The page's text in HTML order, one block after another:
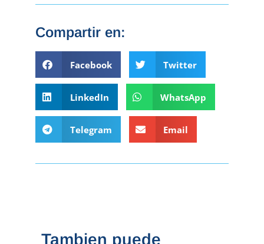
Compartir en:
Facebook Twitter
LinkedIn WhatsApp
Telegram Email
Tambien puede